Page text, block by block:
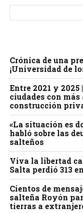
Crónica de una
¡Universidad de
Entre 2021 y
ciudades con
construcción
«La situación es
habló sobre las
salteños
Viva la libertad
Salta perdió 313
Cientos de
salteña Royón
tierras a